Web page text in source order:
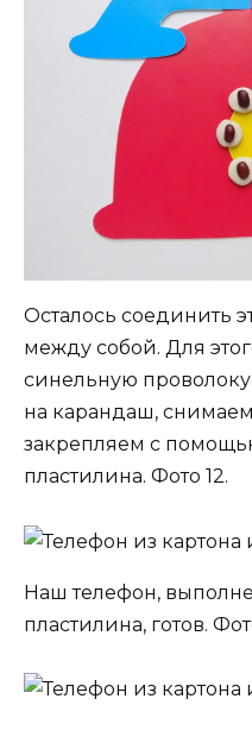
Осталось соединить
между собой. Для
синельную
на карандаш,
закрепляем с
пластилина. Фото 12.
Наш телефон,
пластилина, готов.